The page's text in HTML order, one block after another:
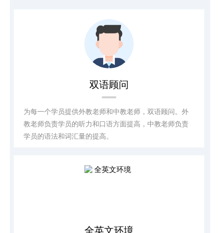
双语顾问
为每一个学员提供外教老师和中教老师，双语顾问。外
教老师负责学员的听力和口语方面提高，中教老师负责
学员的语法和词汇量的提高。
全英文环境